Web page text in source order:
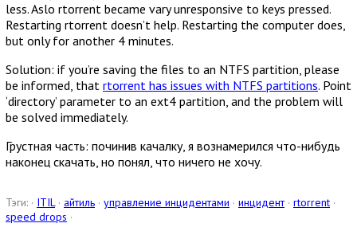
less. Aslo rtorrent became vary unresponsive to keys pressed.
Restarting rtorrent doesn’t help. Restarting the computer does,
but only for another 4 minutes.
Solution: if you’re saving the files to an NTFS partition, please
be informed, that rtorrent has issues with NTFS partitions. Point
‘directory’ parameter to an ext4 partition, and the problem will
be solved immediately.
Грустная часть: починив качалку, я вознамерился что-нибудь
наконец скачать, но понял, что ничего не хочу.
Тэги: · ITIL· айтиль · управление инцидентами · инцидент· rtorrent ·
speed drops ·